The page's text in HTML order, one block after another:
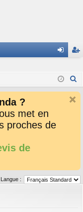
ne cri
r
?
met en
proches de
de
Langue :